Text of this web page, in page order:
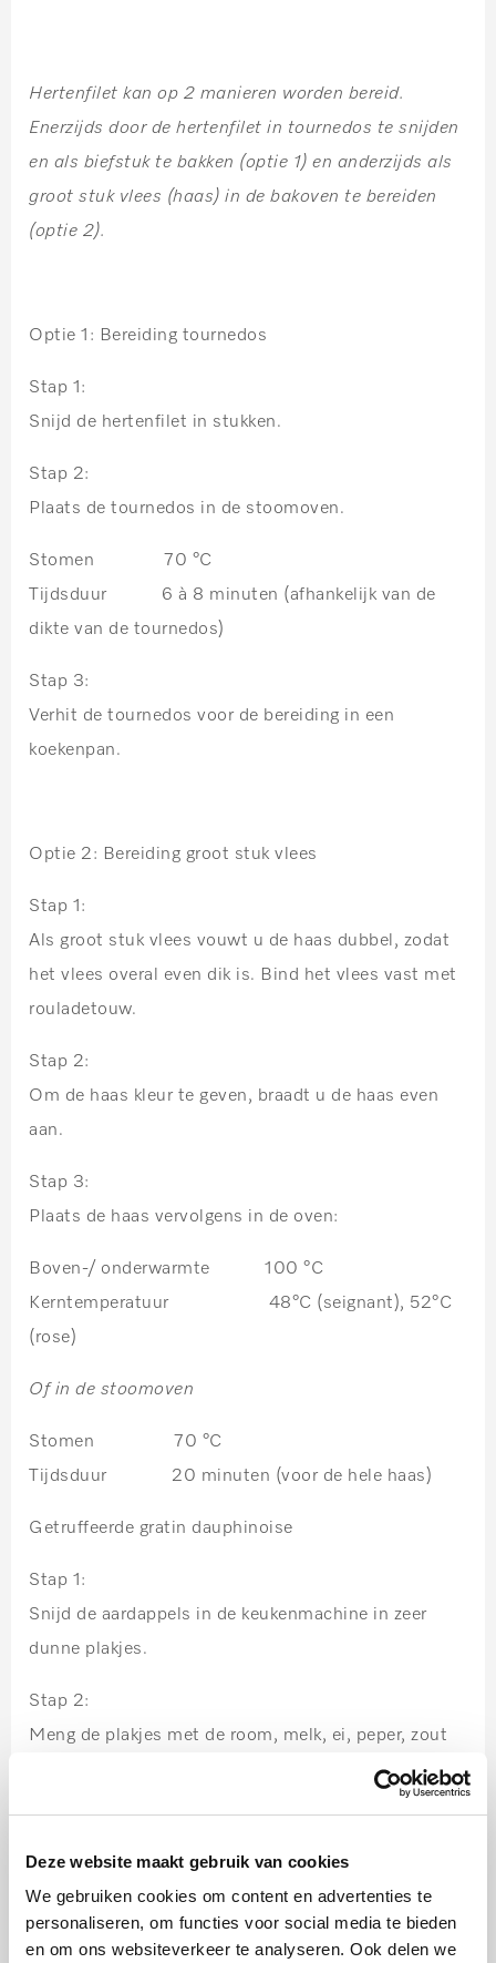
Deze website maakt gebruik van cookies
We gebruiken cookies om content en advertenties te
personaliseren, om functies voor social media te bieden
en om ons websiteverkeer te analyseren. Ook delen we
Hertenfilet kan op 2 manieren worden bereid.
Enerzijds door de hertenfilet in tournedos te snijden
en als biefstuk te bakken (optie 1) en anderzijds als
groot stuk vlees (haas) in de bakoven te bereiden
(optie 2).
Optie 1: Bereiding tournedos
Stap 1:
Snijd de hertenfilet in stukken.
Stap 2:
Plaats de tournedos in de stoomoven.
Stomen 70 °C
Tijdsduur 6 à 8 minuten (afhankelijk van de
dikte van de tournedos)
Stap 3:
Verhit de tournedos voor de bereiding in een
koekenpan.
Optie 2: Bereiding groot stuk vlees
Stap 1:
Als groot stuk vlees vouwt u de haas dubbel, zodat
het vlees overal even dik is. Bind het vlees vast met
rouladetouw.
Stap 2:
Om de haas kleur te geven, braadt u de haas even
aan.
Stap 3:
Plaats de haas vervolgens in de oven:
Boven-/ onderwarmte 100 °C
Kerntemperatuur 48°C (seignant), 52°C
(rose)
Of in de stoomoven
Stomen 70 °C
Tijdsduur 20 minuten (voor de hele haas)
Getruffeerde gratin dauphinoise
Stap 1:
Snijd de aardappels in de keukenmachine in zeer
dunne plakjes.
Stap 2:
Meng de plakjes met de room, melk, ei, peper, zout
Schep de truffel en de knoflook erdoor.
Stap 4:
Beboter een muffinvorm voor 6 muffins en vul ze